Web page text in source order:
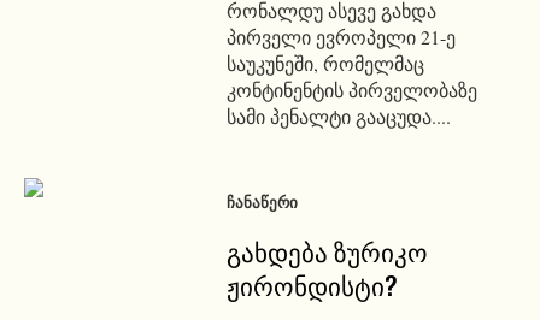
რონალდუ ასევე გახდა
პირველი ევროპელი 21-ე
საუკუნეში, რომელმაც
კონტინენტის პირველობაზე
სამი პენალტი გააცუდა....
ᲩᲐᲜᲐᲬᲔᲠᲘ
გახდება ზურიკო
ჟირონდისტი?